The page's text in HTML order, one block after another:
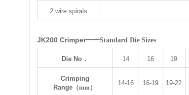
2 wire spirals
JK200 Crimper一一Standard Die Sizes
Die No． 14 16 19
Crimping
Range （mm）
14-16 16-19 19-22